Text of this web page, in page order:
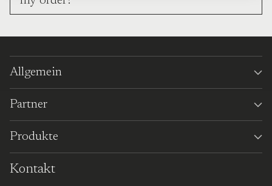
Allgemein
Partner
Produkte
Kontakt